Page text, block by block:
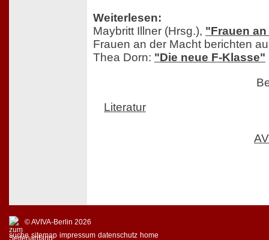
Weiterlesen:
Maybritt Illner (Hrsg.), "Frauen
Frauen an der Macht berichten
Thea Dorn: "Die neue F-Klasse"
Literatur
© AVIVA-Berlin 2026
suche sitemap impressum datenschutz home